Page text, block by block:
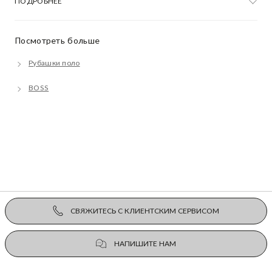
Посмотреть больше
Рубашки поло
BOSS
СВЯЖИТЕСЬ С КЛИЕНТСКИМ СЕРВИСОМ
НАПИШИТЕ НАМ